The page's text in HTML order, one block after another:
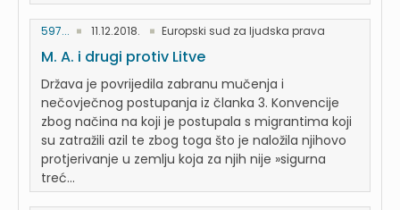
597... 11.12.2018. Europski sud za ljudska prava
M. A. i drugi protiv Litve
Država je povrijedila zabranu mučenja i
nečovječnog postupanja iz članka 3. Konvencije
zbog načina na koji je postupala s migrantima koji
su zatražili azil te zbog toga što je naložila njihovo
protjerivanje u zemlju koja za njih nije »sigurna
treć...